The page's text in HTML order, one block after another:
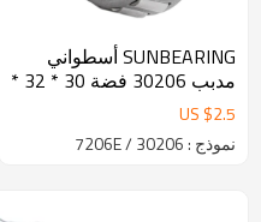
SUNBEARING أسطواني
مدبب 30206 فضة 30 * 32 *
16mm كروم فولاذ GCR15US $2.5
نموذج : 30206 / 7206E